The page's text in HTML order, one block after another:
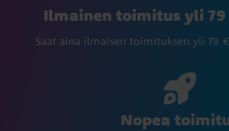
Ilmainen toimitus yli
Saat aina ilmaisen toimituksen yli 79
Nopea